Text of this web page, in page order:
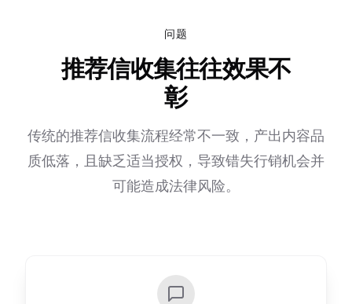
问题
推荐信收集往往效果不
彰
传统的推荐信收集流程经常不一致，产出内容品
质低落，且缺乏适当授权，导致错失行销机会并
可能造成法律风险。